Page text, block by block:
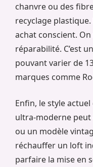
chanvre ou des
recyclage
achat conscient.
réparabilité. C’est
pouvant varier de
marques comme
Enfin, le style
ultra-moderne
ou un modèle
réchauffer un loft
parfaire la mise en